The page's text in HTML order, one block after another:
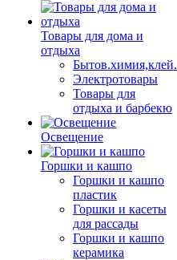
Товары для дома и
отдыха
Бытов.химия,клей.
Электротовары
Товары для
отдыха и барбекю
Освещение
Горшки и кашпо
Горшки и кашпо
пластик
Горшки и касеты
для рассады
Горшки и кашпо
керамика